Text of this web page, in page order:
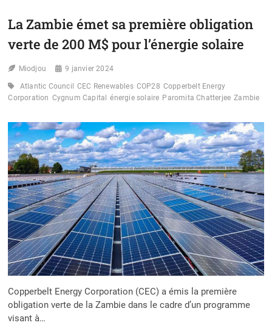
200
POUR
L’ÉNERGIE
GRÂCE
AUX
VERTES
La Zambie émet sa première obligation
verte de 200 M$ pour l’énergie solaire
Miodjou 9 janvier 2024
Atlantic Council CEC Renewables COP28 Copperbelt Energy
Corporation Cygnum Capital énergie solaire Paromita Chatterjee Zambie
Copperbelt Energy Corporation (CEC) a émis la première
obligation verte de la Zambie dans le cadre d’un programme
visant à…